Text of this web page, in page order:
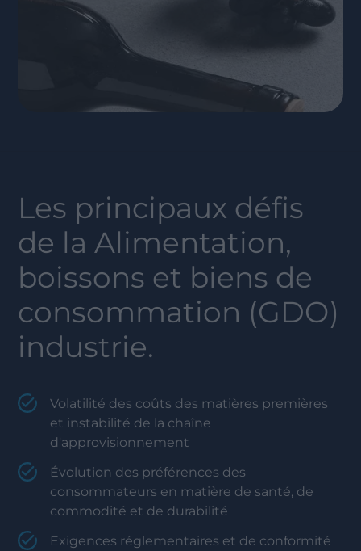
Les principaux défis
de la Alimentation,
boissons et biens de
consommation (GDO)
industrie.
Volatilité des coûts des matières premières
et instabilité de la chaîne
d'approvisionnement
Évolution des préférences des
consommateurs en matière de santé, de
commodité et de durabilité
Exigences réglementaires et de conformité